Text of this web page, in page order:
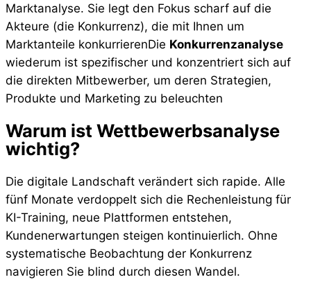
Marktanalyse. Sie legt den Fokus scharf auf die
Akteure (die Konkurrenz), die mit Ihnen um
Marktanteile konkurrierenDie Konkurrenzanalyse
wiederum ist spezifischer und konzentriert sich auf
die direkten Mitbewerber, um deren Strategien,
Produkte und Marketing zu beleuchten
Warum ist Wettbewerbsanalyse
wichtig?
Die digitale Landschaft verändert sich rapide. Alle
fünf Monate verdoppelt sich die Rechenleistung für
KI-Training, neue Plattformen entstehen,
Kundenerwartungen steigen kontinuierlich. Ohne
systematische Beobachtung der Konkurrenz
navigieren Sie blind durch diesen Wandel.